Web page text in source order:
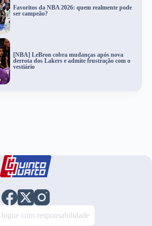
Favoritos da NBA 2026: quem realmente pode
ser campeão?
[NBA] LeBron cobra mudanças após nova
derrota dos Lakers e admite frustração com o
vestiário
Jogue com responsabilidade